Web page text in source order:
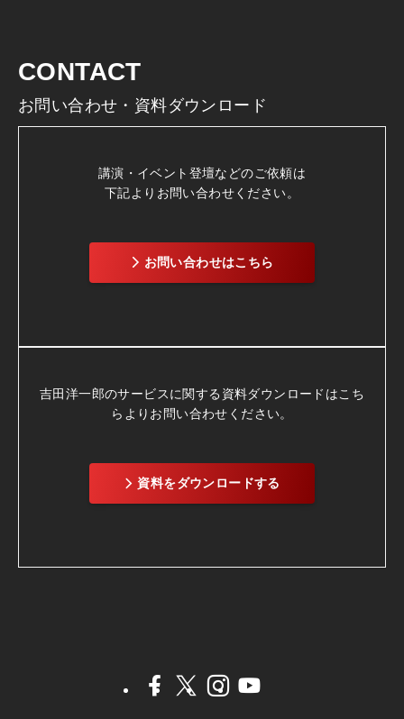
CONTACT
お問い合わせ・資料ダウンロード
講演・イベント登壇などのご依頼は
下記よりお問い合わせください。
お問い合わせはこちら
吉田洋一郎のサービスに関する資料ダウンロードはこち
らよりお問い合わせください。
資料をダウンロードする